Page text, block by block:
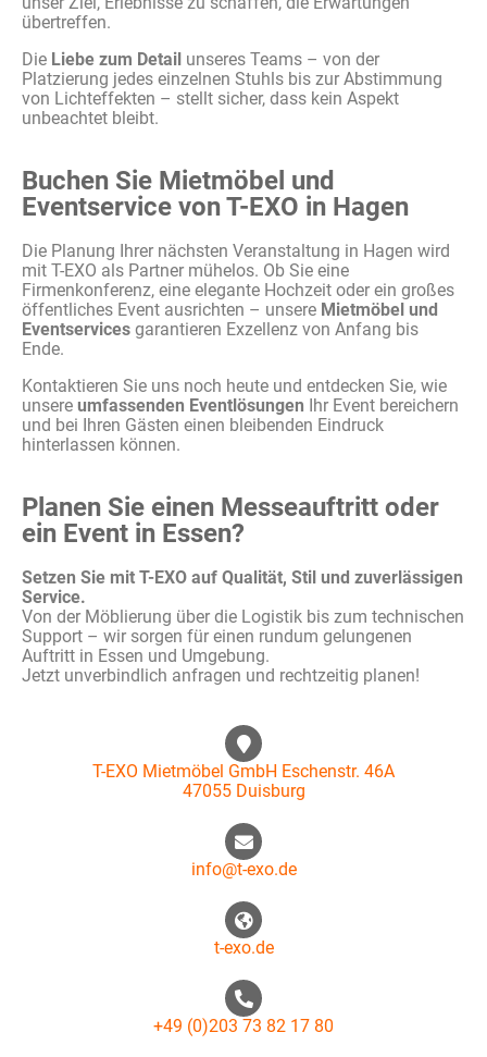
übertreffen.
Die Liebe zum Detail unseres Teams – von der
Platzierung jedes einzelnen Stuhls bis zur Abstimmung
von Lichteffekten – stellt sicher, dass kein Aspekt
unbeachtet bleibt.
Buchen Sie Mietmöbel und
Eventservice von T-EXO in Hagen
Die Planung Ihrer nächsten Veranstaltung in Hagen wird
mit T-EXO als Partner mühelos. Ob Sie eine
Firmenkonferenz, eine elegante Hochzeit oder ein großes
öffentliches Event ausrichten – unsere Mietmöbel und
Eventservices garantieren Exzellenz von Anfang bis
Ende.
Kontaktieren Sie uns noch heute und entdecken Sie, wie
unsere umfassenden Eventlösungen Ihr Event bereichern
und bei Ihren Gästen einen bleibenden Eindruck
hinterlassen können.
Planen Sie einen Messeauftritt oder
ein Event in Essen?
Setzen Sie mit T-EXO auf Qualität, Stil und zuverlässigen
Service.
Von der Möblierung über die Logistik bis zum technischen
Support – wir sorgen für einen rundum gelungenen
Auftritt in Essen und Umgebung.
Jetzt unverbindlich anfragen und rechtzeitig planen!
T-EXO Mietmöbel GmbH Eschenstr. 46A
47055 Duisburg
info@t-exo.de
t-exo.de
+49 (0)203 73 82 17 80